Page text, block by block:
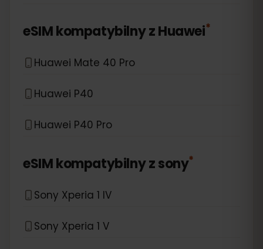
eSIM kompatybilny zHuawei*
Huawei Mate 40 Pro
Huawei P40
Huawei P40 Pro
eSIM kompatybilny zsony*
Sony Xperia 1 IV
Sony Xperia 1 V